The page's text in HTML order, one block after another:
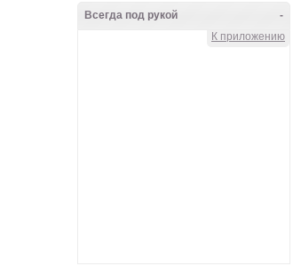
-
Всегда под рукой
К приложению